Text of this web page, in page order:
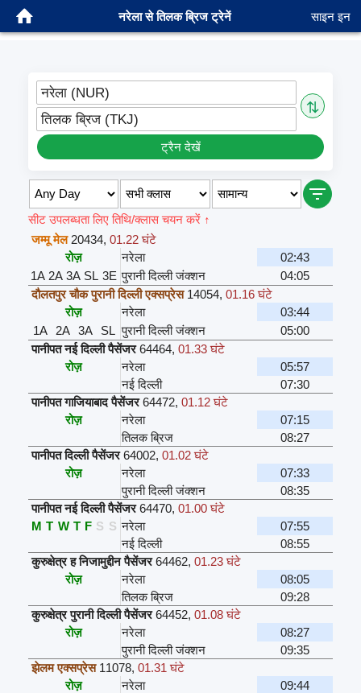
नरेला से तिलक ब्रिज ट्रेनें साइन इन
नरेला (NUR)
⇅
तिलक ब्रिज (TKJ)
ट्रैन देखें
सीट उपलब्धता लिए तिथि/क्लास चयन करें ↑
जम्मू मेल 20434, 01.22 घंटे
रोज़
नरेला
02:43
1A 2A 3A SL 3E पुरानी दिल्ली जंक्शन
04:05
दौलतपुर चौक पुरानी दिल्ली एक्सप्रेस 14054, 01.16 घंटे
रोज़
नरेला
03:44
1A
2A 3A SL पुरानी दिल्ली जंक्शन
05:00
पानीपत नई दिल्ली पैसेंजर 64464, 01.33 घंटे
रोज़
नरेला
05:57
नई दिल्ली
07:30
पानीपत गाजियाबाद पैसेंजर 64472, 01.12 घंटे
रोज़
नरेला
07:15
तिलक ब्रिज
08:27
पानीपत दिल्ली पैसेंजर 64002, 01.02 घंटे
रोज़
नरेला
07:33
पुरानी दिल्ली जंक्शन
08:35
पानीपत नई दिल्ली पैसेंजर 64470, 01.00 घंटे
M T W T F S S नरेला
07:55
नई दिल्ली
08:55
कुरुक्षेत्र ह निजामुद्दीन पैसेंजर 64462, 01.23 घंटे
रोज़
नरेला
08:05
तिलक ब्रिज
09:28
कुरुक्षेत्र पुरानी दिल्ली पैसेंजर 64452, 01.08 घंटे
रोज़
नरेला
08:27
पुरानी दिल्ली जंक्शन
09:35
झेलम एक्सप्रेस 11078, 01.31 घंटे
रोज़
नरेला
09:44